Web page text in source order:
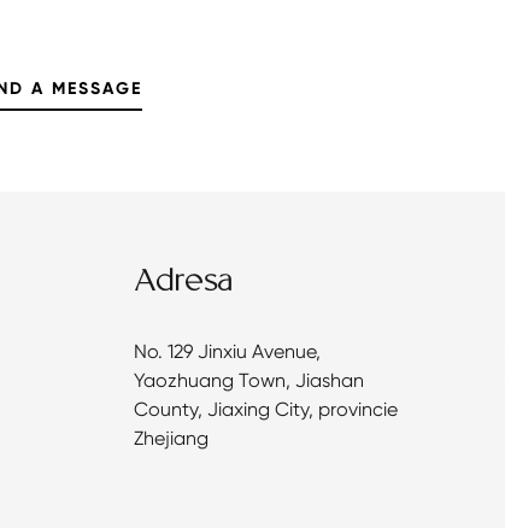
Adresa
No. 129 Jinxiu Avenue,
Yaozhuang Town, Jiashan
County, Jiaxing City, provincie
Zhejiang